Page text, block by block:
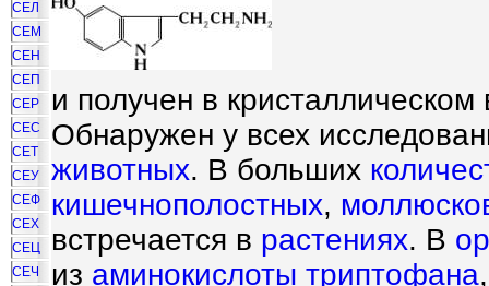
СЕЛ
СЕМ
СЕН
СЕП
СЕР
СЕС
СЕТ
СЕУ
СЕФ
СЕХ
СЕЦ
СЕЧ
и получен в
Обнаружен у всех
животных. В больших
кишечнополостных,
встречается в растениях. В
из аминокислоты триптофана